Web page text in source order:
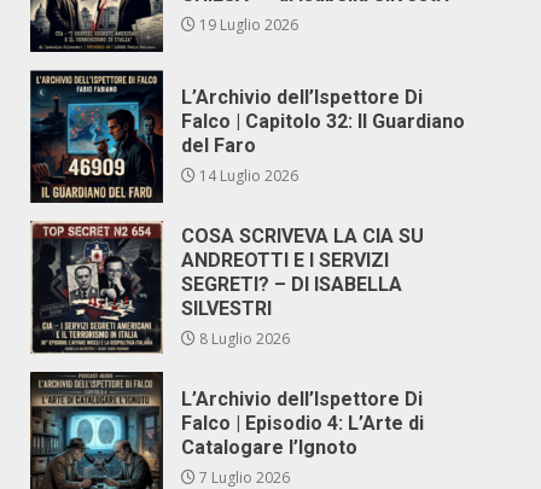
19 Luglio 2026
L’Archivio dell’Ispettore Di
Falco | Capitolo 32: Il Guardiano
del Faro
14 Luglio 2026
COSA SCRIVEVA LA CIA SU
ANDREOTTI E I SERVIZI
SEGRETI? – DI ISABELLA
SILVESTRI
8 Luglio 2026
L’Archivio dell’Ispettore Di
Falco | Episodio 4: L’Arte di
Catalogare l’Ignoto
7 Luglio 2026